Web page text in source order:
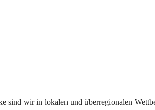
sind wir in lokalen und überregionalen